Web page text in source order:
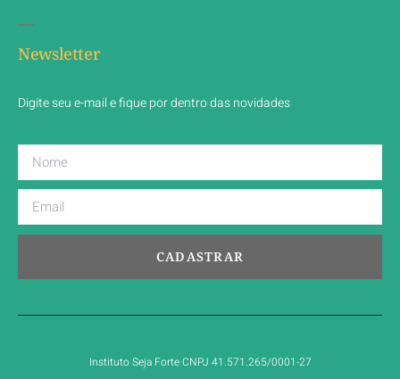
Newsletter
Digite seu e-mail e fique por dentro das novidades
CADASTRAR
Instituto Seja Forte CNPJ 41.571.265/0001-27